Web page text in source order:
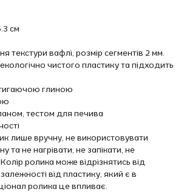
см
текстури вафлі, розмір сегментiв 2 мм.
чистого пластику та підходить
глиною
тестом для печива
лише вручну, не використовувати
та не нагрівати, не запікати, не
ролика може відрізнятись від
від пластику, який є в
ролика це впливає.